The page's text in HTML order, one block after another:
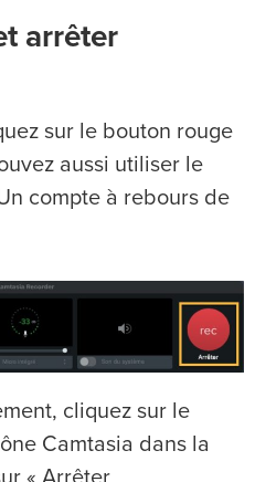
arrêter
sur le bouton rouge
aussi utiliser le
compte à rebours de
cliquez sur le
Camtasia dans la